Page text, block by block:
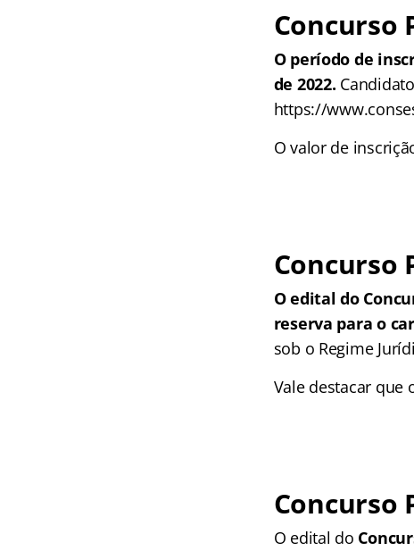
Concurso
O período de
de 2022.
https://
O valor de
Concurso
O edital do
reserva para o
sob o Regime
Vale destacar que
Concurso
O edital do